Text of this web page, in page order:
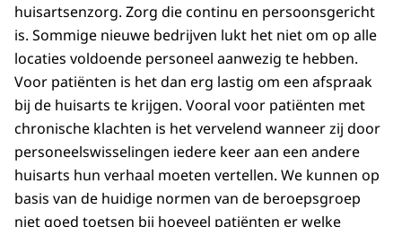
huisartsenzorg. Zorg die continu en persoonsgericht
is. Sommige nieuwe bedrijven lukt het niet om op alle
locaties voldoende personeel aanwezig te hebben.
Voor patiënten is het dan erg lastig om een afspraak
bij de huisarts te krijgen. Vooral voor patiënten met
chronische klachten is het vervelend wanneer zij door
personeelswisselingen iedere keer aan een andere
huisarts hun verhaal moeten vertellen. We kunnen op
basis van de huidige normen van de beroepsgroep
niet goed toetsen bij hoeveel patiënten er welke